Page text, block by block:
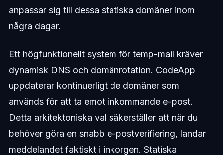
anpassar sig till dessa statiska domäner inom
några dagar.
Ett högfunktionellt system för temp-mail kräver
dynamisk DNS och domänrotation. CodeApp
uppdaterar kontinuerligt de domäner som
används för att ta emot inkommande e-post.
Detta arkitektoniska val säkerställer att när du
behöver göra en snabb e-postverifiering, landar
meddelandet faktiskt i inkorgen. Statiska